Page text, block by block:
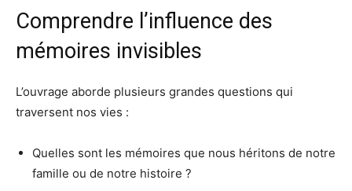
Comprendre l’influence des
mémoires invisibles
L’ouvrage aborde plusieurs grandes questions qui
traversent nos vies :
Quelles sont les mémoires que nous héritons de notre
famille ou de notre histoire ?